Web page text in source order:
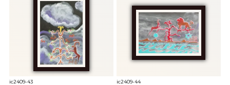
ic2409-43 ic2409-44